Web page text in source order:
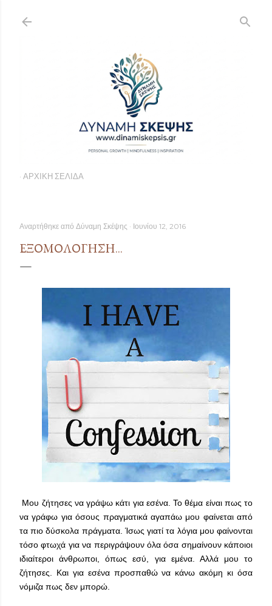
ΑΡΧΙΚΉ ΣΕΛΊΔΑ
Αναρτήθηκε από Δύναμη Σκέψης Ιουνίου 12, 2016
ΕΞΟΜΟΛΌΓΗΣΗ...
Μου ζήτησες να γράψω κάτι για εσένα. Το θέμα είναι πως το
να γράφω για όσους πραγματικά αγαπάω μου φαίνεται από
τα πιο δύσκολα πράγματα. Ίσως γιατί τα λόγια μου φαίνονται
τόσο φτωχά για να περιγράψουν όλα όσα σημαίνουν κάποιοι
ιδιαίτεροι άνθρωποι, όπως εσύ, για εμένα. Αλλά μου το
ζήτησες. Και για εσένα προσπαθώ να κάνω ακόμη κι όσα
νόμιζα πως δεν μπορώ.